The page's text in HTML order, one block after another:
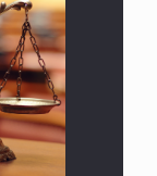
هل يجوز فتح
المحجبات؟